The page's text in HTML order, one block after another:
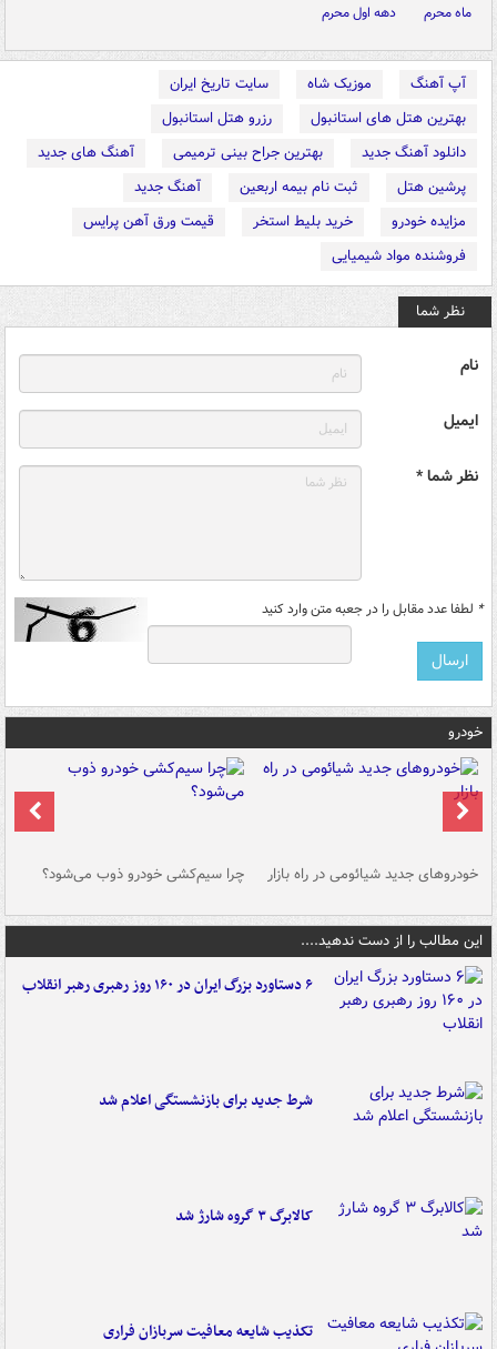
ماه محرم
دهه اول محرم
آپ آهنگ موزیک شاه
سایت تاریخ ایران
بهترین هتل های استانبول
رزرو هتل استانبول
دانلود آهنگ جدید
بهترین جراح بینی ترمیمی
آهنگ های جدید
پرشین هتل
ثبت نام بیمه اربعین
آهنگ جدید
مزایده خودرو
خرید بلیط استخر
قیمت ورق آهن پرایس
فروشنده مواد شیمیایی
نظر شما
نام
ایمیل
نظر شما *
* لطفا عدد مقابل را در جعبه متن وارد کنید
خودرو
خودروهای جدید شیائومی در راه بازار چرا سیم‌کشی خودرو ذوب می‌شود؟
این مطالب را از دست ندهید....
۶ دستاورد بزرگ ایران در ۱۶۰ روز رهبری رهبر انقلاب
شرط جدید برای بازنشستگی اعلام شد
کالابرگ ۳ گروه شارژ شد
تکذیب شایعه معافیت سربازان فراری